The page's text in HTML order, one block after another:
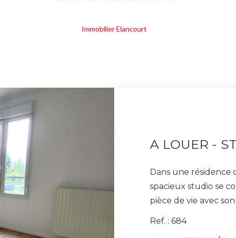
Immobilier Elancourt
A LOUER -
Dans une résidence
spacieux studio se
pièce de vie avec
Ref. : 684